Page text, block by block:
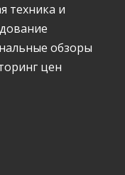
техника и
обзоры
цен